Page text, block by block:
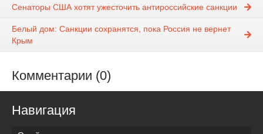
Сенаторы США хотят ужесточить антироссийские санкции
Белый дом: Санкции сохранятся, пока Россия не вернет
Крым
Комментарии (0)
Навигация